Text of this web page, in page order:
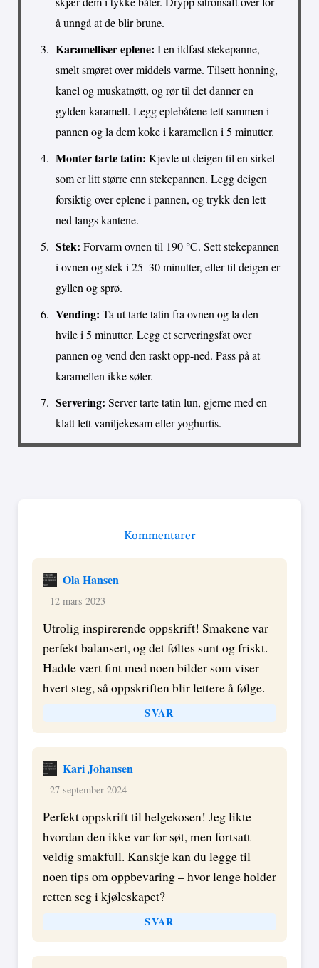
å unngå at de blir brune.
Karamelliser eplene: I en ildfast stekepanne,
smelt smøret over middels varme. Tilsett honning,
kanel og muskatnøtt, og rør til det danner en
gylden karamell. Legg eplebåtene tett sammen i
pannen og la dem koke i karamellen i 5 minutter.
Monter tarte tatin: Kjevle ut deigen til en sirkel
som er litt større enn stekepannen. Legg deigen
forsiktig over eplene i pannen, og trykk den lett
ned langs kantene.
Stek: Forvarm ovnen til 190 °C. Sett stekepannen
i ovnen og stek i 25–30 minutter, eller til deigen er
gyllen og sprø.
Vending: Ta ut tarte tatin fra ovnen og la den
hvile i 5 minutter. Legg et serveringsfat over
pannen og vend den raskt opp-ned. Pass på at
karamellen ikke søler.
Servering: Server tarte tatin lun, gjerne med en
klatt lett vaniljekesam eller yoghurtis.
Kommentarer
Ola Hansen
12 mars 2023
Utrolig inspirerende oppskrift! Smakene var
perfekt balansert, og det føltes sunt og friskt.
Hadde vært fint med noen bilder som viser
hvert steg, så oppskriften blir lettere å følge.
SVAR
Kari Johansen
27 september 2024
Perfekt oppskrift til helgekosen! Jeg likte
hvordan den ikke var for søt, men fortsatt
veldig smakfull. Kanskje kan du legge til
noen tips om oppbevaring – hvor lenge holder
retten seg i kjøleskapet?
SVAR